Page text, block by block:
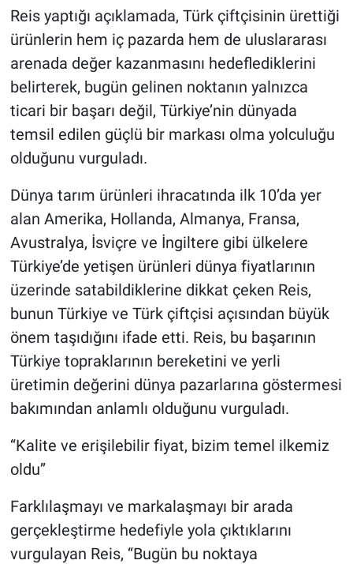
Reis yaptığı açıklamada, Türk çiftçisinin ürettiği
ürünlerin hem iç pazarda hem de uluslararası
arenada değer kazanmasını hedeflediklerini
belirterek, bugün gelinen noktanın yalnızca
ticari bir başarı değil, Türkiye’nin dünyada
temsil edilen güçlü bir markası olma yolculuğu
olduğunu vurguladı.
Dünya tarım ürünleri ihracatında ilk 10’da yer
alan Amerika, Hollanda, Almanya, Fransa,
Avustralya, İsviçre ve İngiltere gibi ülkelere
Türkiye’de yetişen ürünleri dünya fiyatlarının
üzerinde satabildiklerine dikkat çeken Reis,
bunun Türkiye ve Türk çiftçisi açısından büyük
önem taşıdığını ifade etti. Reis, bu başarının
Türkiye topraklarının bereketini ve yerli
üretimin değerini dünya pazarlarına göstermesi
bakımından anlamlı olduğunu vurguladı.
‘‘Kalite ve erişilebilir fiyat, bizim temel ilkemiz
oldu’’
Farklılaşmayı ve markalaşmayı bir arada
gerçekleştirme hedefiyle yola çıktıklarını
vurgulayan Reis, ‘‘Bugün bu noktaya